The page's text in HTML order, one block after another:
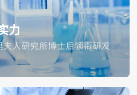
力
人研究所博士后领衔研发